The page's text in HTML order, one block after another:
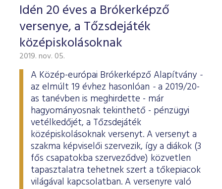
Idén 20 éves a Brókerképző
versenye, a Tőzsdejáték
középiskolásoknak
2019. nov. 05.
A Közép-európai Brókerképző Alapítvány -
az elmúlt 19 évhez hasonlóan -a 2019/20-
as tanévben is meghirdette - már
hagyományosnak tekinthető - pénzügyi
vetélkedőjét, a Tőzsdejáték
középiskolásoknak versenyt. A versenyt a
szakma képviselői szervezik, így a diákok (3
fős csapatokba szerveződve) közvetlen
tapasztalatra tehetnek szert a tőkepiacok
világával kapcsolatban. A versenyre való